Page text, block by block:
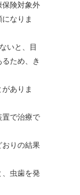
保険対象外
なりま
いと、目
ため、き
ありま
置で治療で
おりの結果
虫歯を発